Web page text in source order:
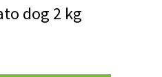
dog 2 kg